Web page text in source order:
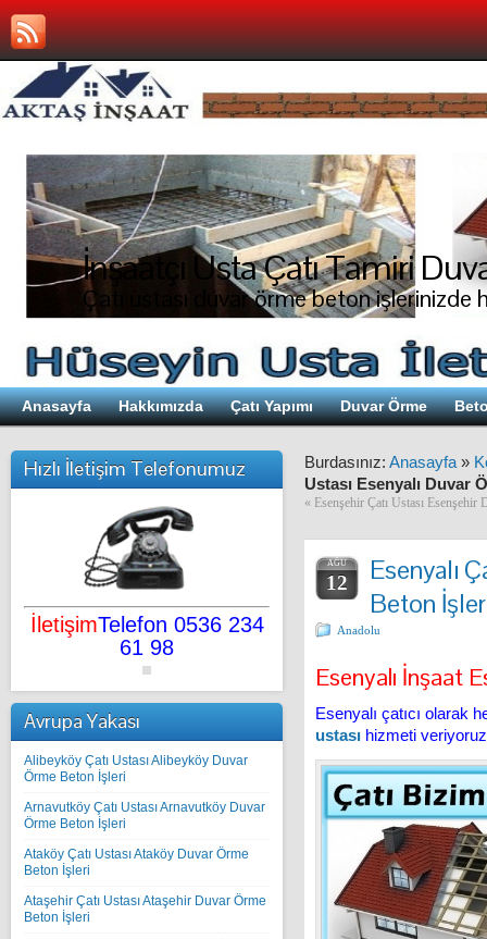
İnşaatçı Usta Çatı Tamiri
Çatı ustası duvar örme beton işlerinizde
Anasayfa Hakkımızda Çatı Yapımı Duvar Örme
Hızlı İletişim Telefonumuz
İletişimTelefon 0536 234
61 98
Avrupa Yakası
Alibeyköy Çatı Ustası Alibeyköy Duvar
Örme Beton İşleri
Arnavutköy Çatı Ustası Arnavutköy Duvar
Örme Beton İşleri
Ataköy Çatı Ustası Ataköy Duvar Örme
Beton İşleri
Ataşehir Çatı Ustası Ataşehir Duvar Örme
Beton İşleri
Burdasınız: Anasayfa »
Ustası Esenyalı Duvar
« Esenşehir Çatı Ustası
AĞU
12
Esenyalı
Beton
Anadolu
Esenyalı İnşaat
Esenyalı çatıcı olarak
ustası hizmeti